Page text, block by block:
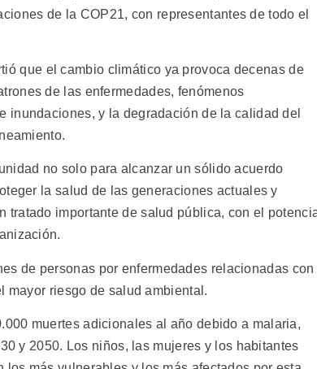
de la COP21, con representantes de todo el
que el cambio climático ya provoca decenas de
de las enfermedades, fenómenos
inundaciones, y la degradación de la calidad del
no solo para alcanzar un sólido acuerdo
la salud de las generaciones actuales y
importante de salud pública, con el
de personas por enfermedades relacionadas con
mayor riesgo de salud ambiental.
muertes adicionales al año debido a malaria,
y 2050. Los niños, las mujeres y los habitantes